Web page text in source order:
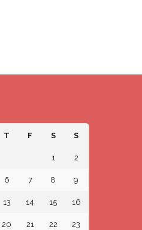
T F S S
1 2
6 7 8 9
13 14 15 16
20 21 22 23